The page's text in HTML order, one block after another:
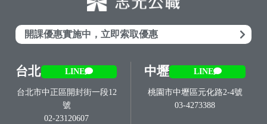
開課優惠實施中，立即索取優惠
台北 LINE
台北市中正區開封街一段12
號
02-23120607
中壢 LINE
桃園市中壢區元化路2-4號
03-4273388